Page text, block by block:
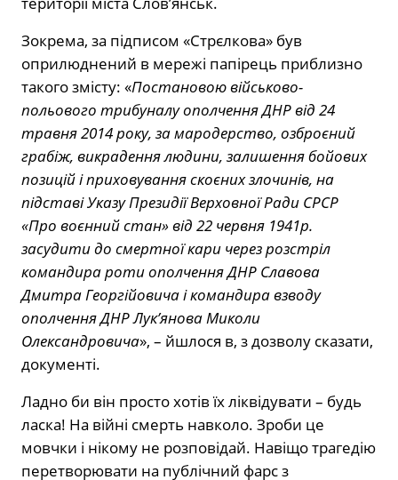
Зокрема, за підписом «Стрєлкова» був
оприлюднений в мережі папірець приблизно
такого змісту: «Постановою військово-
польового трибуналу ополчення ДНР від 24
травня 2014 року, за мародерство, озброєний
грабіж, викрадення людини, залишення бойових
позицій і приховування скоєних злочинів, на
підставі Указу Президії Верховної Ради СРСР
«Про воєнний стан» від 22 червня 1941р.
засудити до смертної кари через розстріл
командира роти ополчення ДНР Славова
Дмитра Георгійовича і командира взводу
ополчення ДНР Лук’янова Миколи
Олександровича», – йшлося в, з дозволу сказати,
документі.
Ладно би він просто хотів їх ліквідувати – будь
ласка! На війні смерть навколо. Зроби це
мовчки і нікому не розповідай. Навіщо трагедію
перетворювати на публічний фарс з